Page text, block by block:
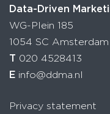
Data-Driven
WG-Plein 185
1054 SC Amsterdam
T 020 4528413
E info@ddma.nl
Privacy statement